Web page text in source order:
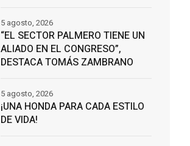
“EL SECTOR PALMERO TIENE UN
ALIADO EN EL CONGRESO”,
DESTACA TOMÁS ZAMBRANO
5 agosto, 2026
¡UNA HONDA PARA CADA ESTILO
DE VIDA!
5 agosto, 2026